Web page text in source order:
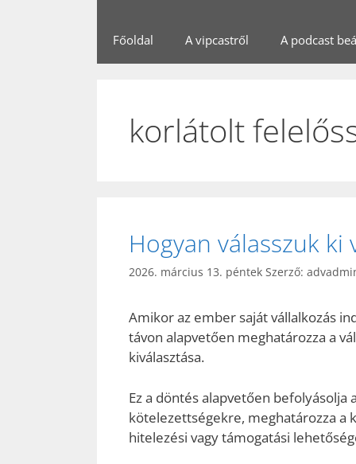
Főoldal A vipcastről A podcast
korlátolt
Hogyan válasszuk
2026. március 13. péntek Szerző:
Amikor az ember saját vállalkozás
távon alapvetően meghatározza a
kiválasztása.
Ez a döntés alapvetően befolyásolja
kötelezettségekre, meghatározza a
hitelezési vagy támogatási